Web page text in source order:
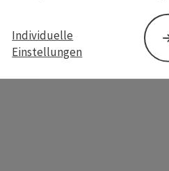
Individuelle
Einstellungen